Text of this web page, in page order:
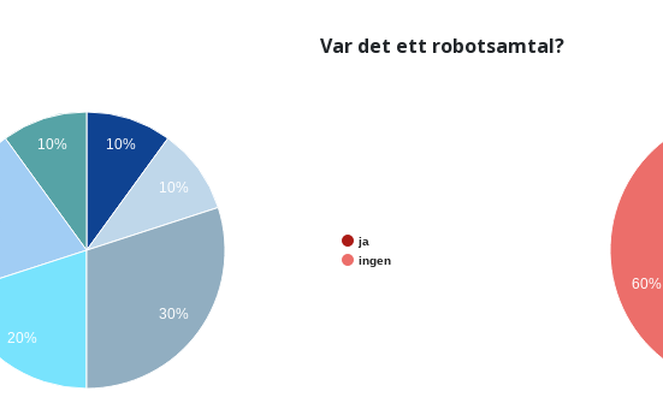
10%
10%
10%
20%
30%
Var det ett robotsamtal?
ja
ingen
60%